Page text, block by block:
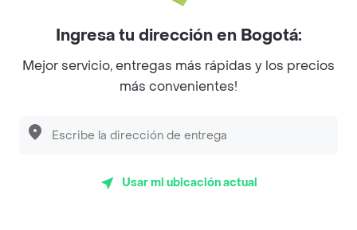
Sobre Rappi
Facebook
Twitter
Instagram
©2026Rappi Inc. All rights reserved.
Ingresa tu dirección en Bogotá:
Mejor servicio, entregas más rápidas y los precios
más convenientes!
Usar mi ubicación actual